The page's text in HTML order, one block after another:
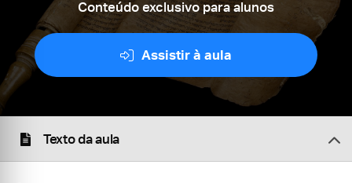
Conteúdo exclusivo para alunos
Assistir à aula
Texto da aula